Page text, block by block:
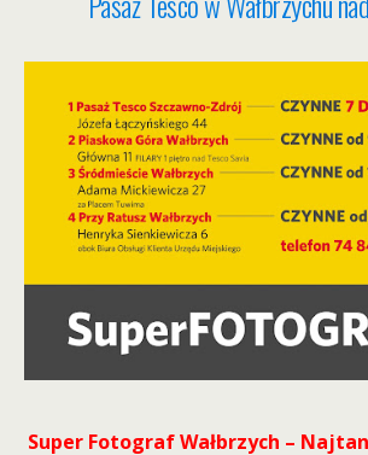
Super Fotograf Wałbrzych –